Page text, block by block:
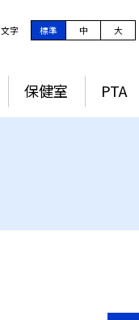
文字 標準 中 大
保健室 PTA